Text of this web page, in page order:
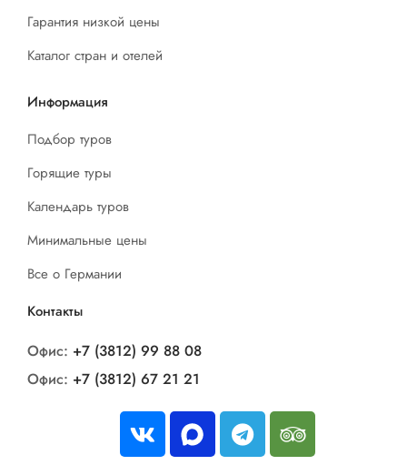
Гарантия низкой цены
Каталог стран и отелей
Информация
Подбор туров
Горящие туры
Календарь туров
Минимальные цены
Все о Германии
Контакты
Офис: +7 (3812) 99 88 08
Офис: +7 (3812) 67 21 21